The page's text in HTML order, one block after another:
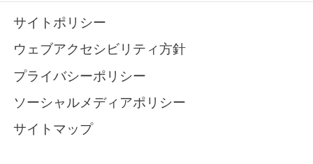
サイトポリシー
ウェブアクセシビリティ方針
プライバシーポリシー
ソーシャルメディアポリシー
サイトマップ